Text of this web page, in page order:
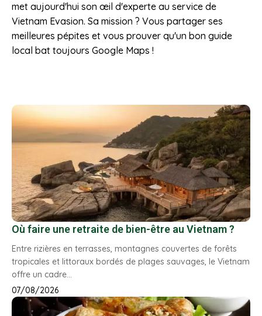
met aujourd'hui son œil d'experte au service de
Vietnam Evasion. Sa mission ? Vous partager ses
meilleures pépites et vous prouver qu'un bon guide
local bat toujours Google Maps !
Où faire une retraite de bien-être au Vietnam ?
Entre rizières en terrasses, montagnes couvertes de forêts
tropicales et littoraux bordés de plages sauvages, le Vietnam
offre un cadre…
07/08/2026